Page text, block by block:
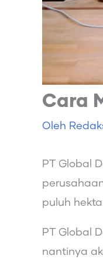
Cara
Oleh
PT Global
puluh
PT Global
nantinya